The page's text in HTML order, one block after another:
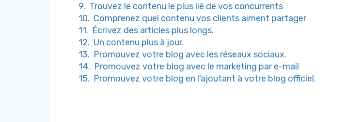
9. Trouvez le contenu le plus lié de vos concurrents
10. Comprenez quel contenu vos clients aiment partager
11. Écrivez des articles plus longs.
12. Un contenu plus à jour.
13. Promouvez votre blog avec les réseaux sociaux.
14. Promouvez votre blog avec le marketing par e-mail
15. Promouvez votre blog en l'ajoutant à votre blog officiel.